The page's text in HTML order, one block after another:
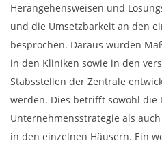
Herangehensweisen und
und die Umsetzbarkeit an den
besprochen. Daraus wurden
in den Kliniken sowie in den
Stabsstellen der Zentrale
werden. Dies betrifft sowohl
Unternehmensstrategie als
in den einzelnen Häusern. Ein